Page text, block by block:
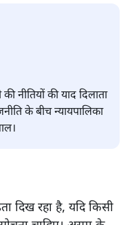
नीतियों की याद दिलाता
के बीच न्यायपालिका
दिख रहा है, यदि किसी